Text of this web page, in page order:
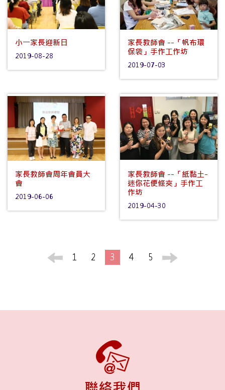
小一家長迎新日
2019-08-28
家長教師會 --「帆布環
保袋」手作工作坊
2019-07-03
家長教師會周年會員大
會
2019-06-06
家長教師會 --「紙黏土-
迷你花便條夾」手作工
作坊
2019-04-30
1 2 3 4 5